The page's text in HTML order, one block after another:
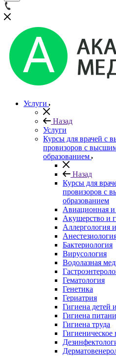
Услуги
Назад
Услуги
Курсы для врачей с
провизоров с
образованием
Назад
Курсы для
провизоров с
образованием
Авиационная и
Акушерство и
Аллергология
Бактериология
Вирусология
Водолазная
Гематология
Генетика
Гериатрия
Гигиена детей
Гигиена
Гигиена труда
Гигиеническое